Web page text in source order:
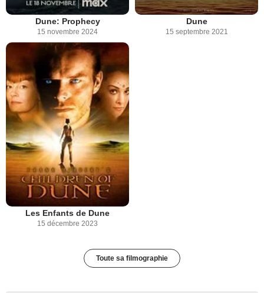
Dune: Prophecy
15 novembre 2024
Dune
15 septembre 2021
Les Enfants de Dune
15 décembre 2023
Toute sa filmographie